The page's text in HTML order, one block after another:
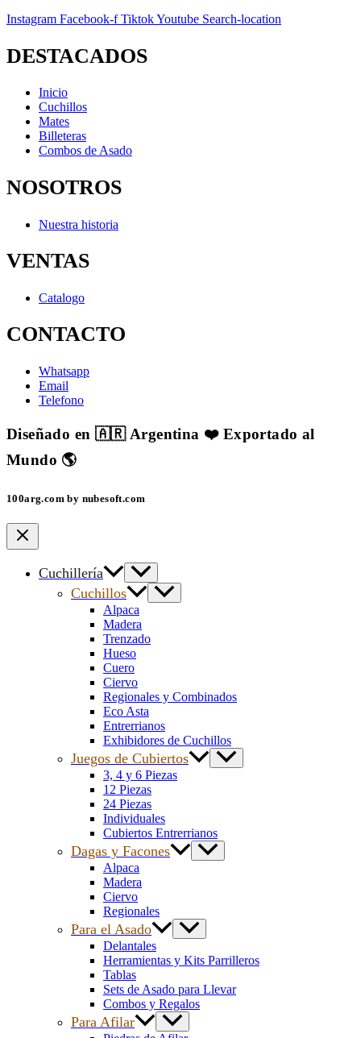
Instagram Facebook-f TiktokYoutube Search-location
DESTACADOS
Inicio
Cuchillos
Mates
Billeteras
Combos de Asado
NOSOTROS
Nuestra historia
VENTAS
Catalogo
CONTACTO
Whatsapp
Email
Telefono
Diseñado en 🇦🇷 Argentina ❤️ Exportado al
Mundo 🌎
100arg.com by nubesoft.com
Cuchillería
Cuchillos
Alpaca
Madera
Trenzado
Hueso
Cuero
Ciervo
Regionales y Combinados
Eco Asta
Entrerrianos
Exhibidores de Cuchillos
Juegos de Cubiertos
3, 4 y 6 Piezas
12 Piezas
24 Piezas
Individuales
Cubiertos Entrerrianos
Dagas y Facones
Alpaca
Madera
Ciervo
Regionales
Para el Asado
Delantales
Herramientas y Kits Parrilleros
Tablas
Sets de Asado para Llevar
Combos y Regalos
Para Afilar